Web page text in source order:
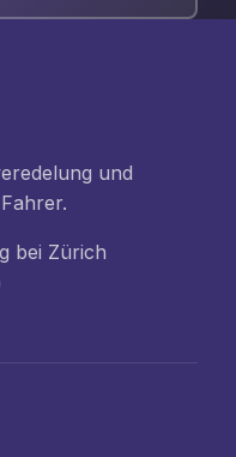
und
bei Zürich